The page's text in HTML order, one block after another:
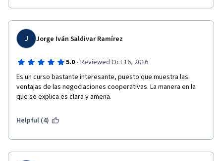
J Jorge Iván Saldivar Ramírez
5.0 · Reviewed Oct 16, 2016
Es un curso bastante interesante, puesto que muestra las
ventajas de las negociaciones cooperativas. La manera en la
que se explica es clara y amena.
Helpful (4)